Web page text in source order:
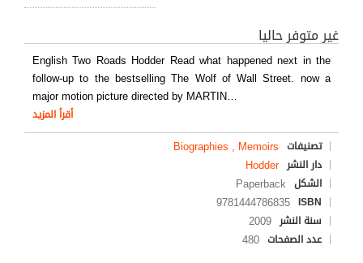
غير متوفر حاليا
English Two Roads Hodder Read what happened next in the
follow-up to the bestselling The Wolf of Wall Street. now a
major motion picture directed by MARTIN…
أقرأ المزيد
تصنيفات Biographies , Memoirs
دار النشر Hodder
الشكل Paperback
ISBN
9781444786835
سنة النشر 2009
عدد الصفحات 480